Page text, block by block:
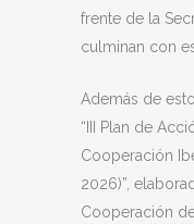
frente de la
culminan con
Además de
“III Plan de
Cooperación
2026)”,
Cooperación